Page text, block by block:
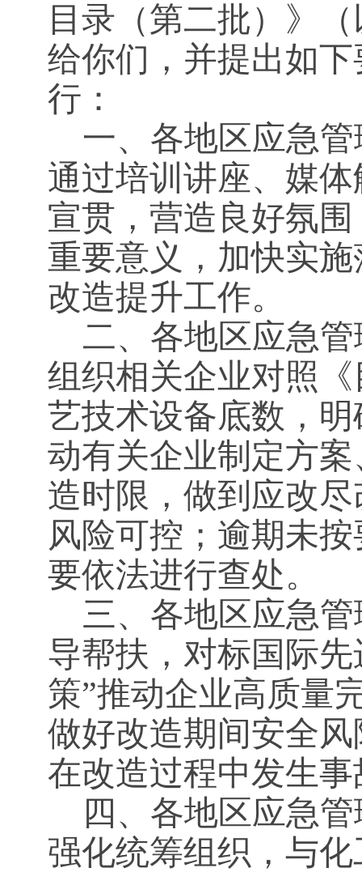
目录（第二批）》
给你们，并提出如
行：
一、各地区应急
通过培训讲座、媒
宣贯，营造良好氛
重要意义，加快实
改造提升工作。
二、各地区应急
组织相关企业对照
艺技术设备底数，
动有关企业制定方
造时限，做到应改
风险可控；逾期未
要依法进行查处。
三、各地区应急
导帮扶，对标国际
策”推动企业高质量
做好改造期间安全
在改造过程中发生事
四、各地区应急
强化统筹组织，与